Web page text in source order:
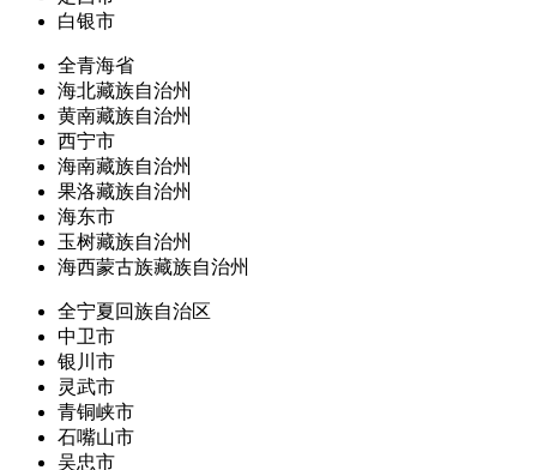
白银市
全青海省
海北藏族自治州
黄南藏族自治州
西宁市
海南藏族自治州
果洛藏族自治州
海东市
玉树藏族自治州
海西蒙古族藏族自治州
全宁夏回族自治区
中卫市
银川市
灵武市
青铜峡市
石嘴山市
吴忠市